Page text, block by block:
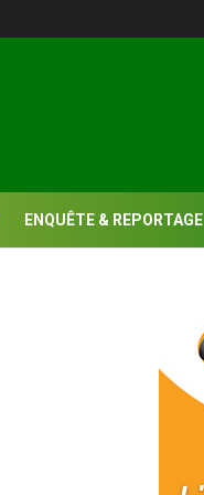
ENQUÊTE & REPORTAGE